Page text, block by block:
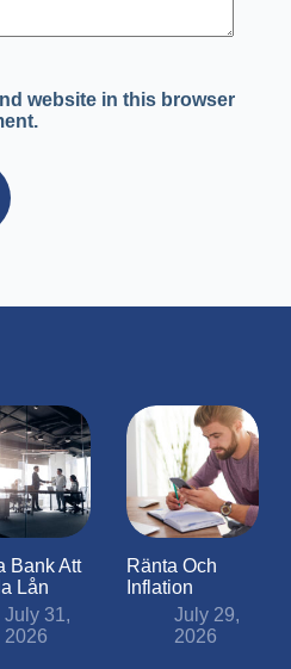
website in this browser
Bank Att
Lån
July 31,
2026
Ränta Och
Inflation
July 29,
2026